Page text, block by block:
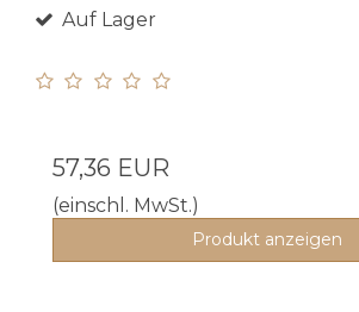
Auf Lager
57,36 EUR
(einschl. MwSt.)
Produkt anzeigen